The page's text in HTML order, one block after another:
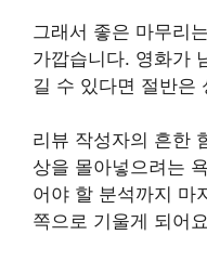
그래서 좋은 마무리
가깝습니다. 영화가
길 수 있다면 절반은
리뷰 작성자의 흔한
상을 몰아넣으려는
어야 할 분석까지 마
쪽으로 기울게 되어